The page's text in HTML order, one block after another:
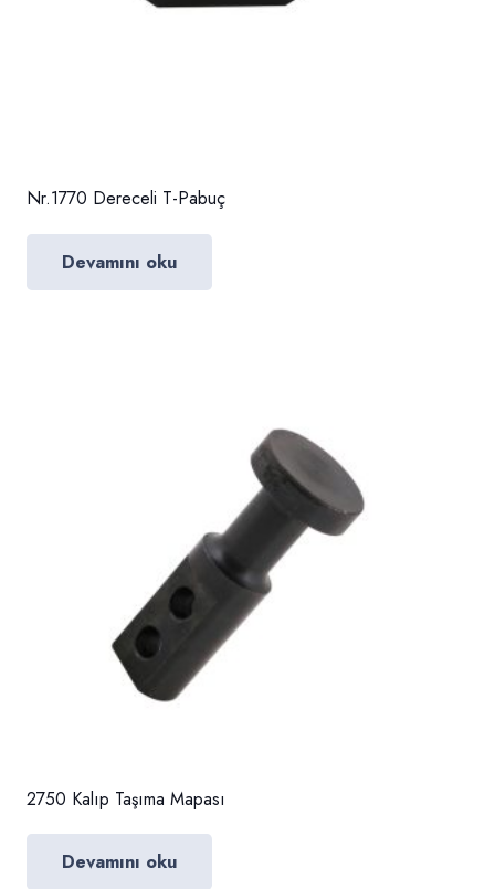
Nr.1770 Dereceli T-Pabuç
Devamını oku
2750 Kalıp Taşıma Mapası
Devamını oku